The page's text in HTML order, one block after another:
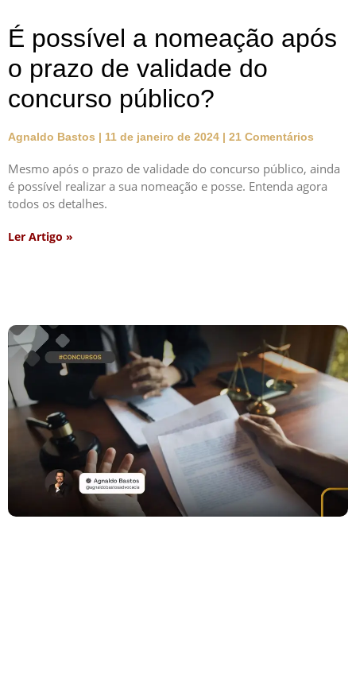
É possível a nomeação após
o prazo de validade do
concurso público?
Agnaldo Bastos 11 de janeiro de 2024 21 Comentários
Mesmo após o prazo de validade do concurso público, ainda
é possível realizar a sua nomeação e posse. Entenda agora
todos os detalhes.
Ler Artigo »